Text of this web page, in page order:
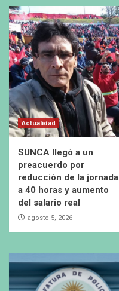
Actualidad
SUNCA llegó a un
preacuerdo por
reducción de la jornada
a 40 horas y aumento
del salario real
agosto 5, 2026